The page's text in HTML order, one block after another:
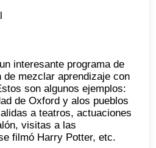
interesante programa de
mezclar aprendizaje con
son algunos ejemplos:
de Oxford y alos pueblos
a teatros, actuaciones
visitas a las
filmó Harry Potter, etc.